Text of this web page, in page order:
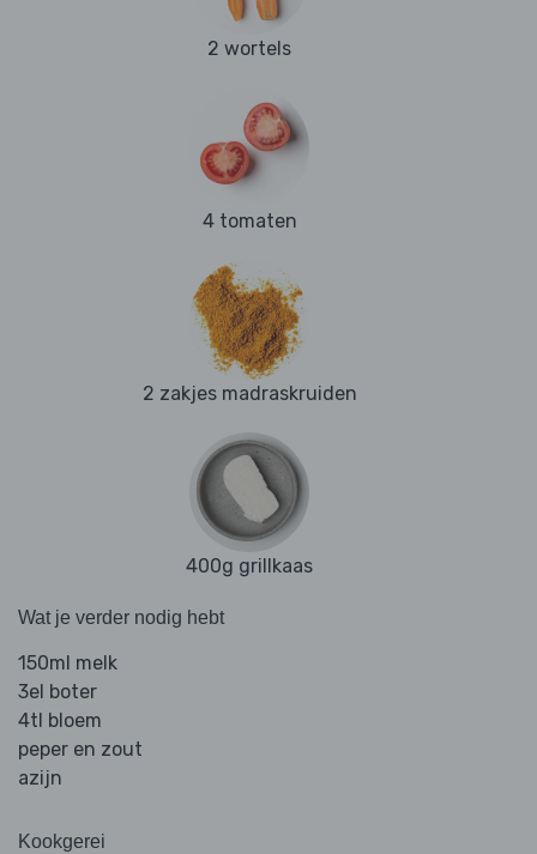
2 wortels
4 tomaten
2 zakjes madraskruiden
400g grillkaas
Wat je verder nodig hebt
150ml melk
3el boter
4tl bloem
peper en zout
azijn
Kookgerei